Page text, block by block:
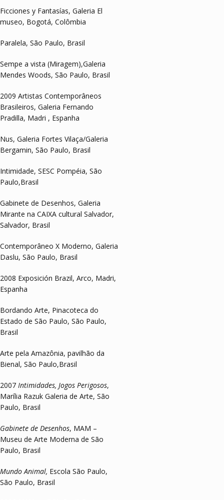
Ficciones y Fantasías, Galeria El
museo, Bogotá, Colômbia
Paralela, São Paulo, Brasil
Sempe a vista (Miragem),Galeria
Mendes Woods, São Paulo, Brasil
2009 Artistas Contemporâneos
Brasileiros, Galeria Fernando
Pradilla, Madri , Espanha
Nus, Galeria Fortes Vilaça/Galeria
Bergamin, São Paulo, Brasil
Intimidade, SESC Pompéia, São
Paulo,Brasil
Gabinete de Desenhos, Galeria
Mirante na CAIXA cultural Salvador,
Salvador, Brasil
Contemporâneo X Moderno, Galeria
Daslu, São Paulo, Brasil
2008 Exposición Brazil, Arco, Madri,
Espanha
Bordando Arte, Pinacoteca do
Estado de São Paulo, São Paulo,
Brasil
Arte pela Amazônia, pavilhão da
Bienal, São Paulo,Brasil
2007 Intimidades, Jogos Perigosos,
Marília Razuk Galeria de Arte, São
Paulo, Brasil
Gabinete de Desenhos, MAM –
Museu de Arte Moderna de São
Paulo, Brasil
Mundo Animal, Escola São Paulo,
São Paulo, Brasil